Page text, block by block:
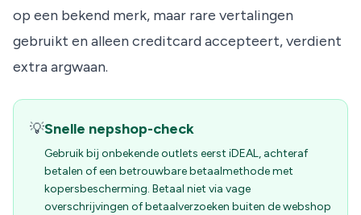
op een bekend merk, maar rare vertalingen
gebruikt en alleen creditcard accepteert, verdient
extra argwaan.
💡Snelle nepshop-check
Gebruik bij onbekende outlets eerst iDEAL, achteraf
betalen of een betrouwbare betaalmethode met
kopersbescherming. Betaal niet via vage
overschrijvingen of betaalverzoeken buiten de webshop